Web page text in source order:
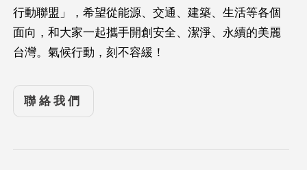
行動聯盟」，希望從能源、交通、建築、生活等各個
面向，和大家一起攜手開創安全、潔淨、永續的美麗
台灣。氣候行動，刻不容緩！
聯絡我們